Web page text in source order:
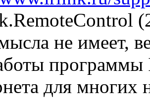
не имеет,
для многих